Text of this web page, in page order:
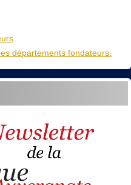
départements fondateurs.